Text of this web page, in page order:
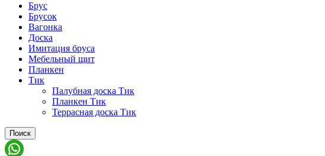
Брус
Брусок
Вагонка
Доска
Имитация бруса
Мебельный щит
Планкен
Тик
Палубная доска Тик
Планкен Тик
Террасная доска Тик
Поиск